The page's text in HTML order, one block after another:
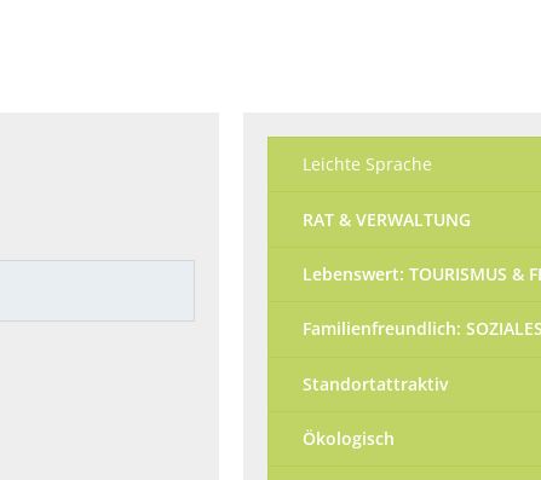
Leichte Sprache
RAT & VERWALTUNG
Lebenswert: TOURISMUS &
Familienfreundlich:
Standortattraktiv
Ökologisch